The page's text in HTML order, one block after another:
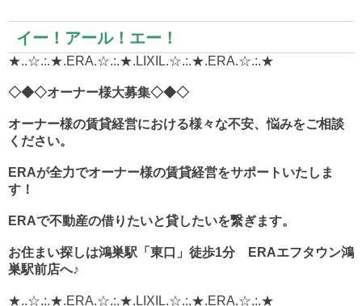
イー！アール！エー！
★..☆.:.★.ERA.☆.:.★.LIXIL.☆.:.★.ERA.☆.:.★
◇◆◇オーナー様大募集◇◆◇
オーナー様の賃貸経営における様々な不安、悩みをご相談
ください。
ERAが全力でオーナー様の賃貸経営をサポートいたしま
す！
ERAで不動産の借りたいと貸したいを繋ぎます。
お住まい探しは鴻巣駅「東口」徒歩1分 ERAエフタウン鴻
巣駅前店へ♪
★..☆.:.★.ERA.☆.:.★.LIXIL.☆.:.★.ERA.☆.:.★